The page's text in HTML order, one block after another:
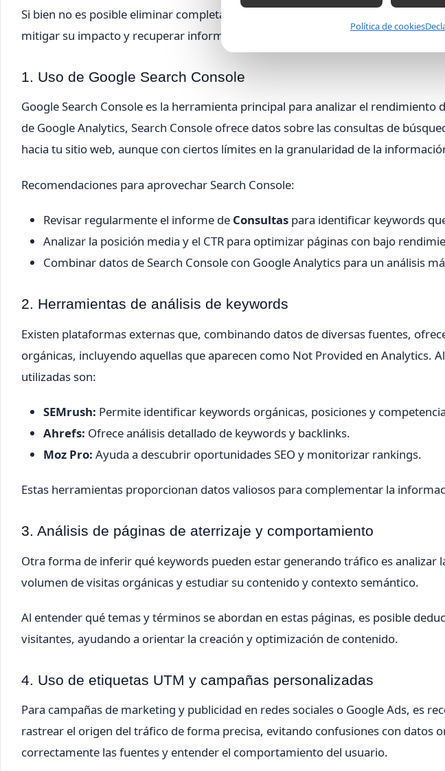
Si bien no es posible eliminar completamente el problema de keywords ocultas,
mitigar su impacto y recuperar información útil:
1. Uso de Google Search Console
Google Search Console es la herramienta principal para analizar el rendimiento
de Google Analytics, Search Console ofrece datos sobre las consultas de
hacia tu sitio web, aunque con ciertos límites en la granularidad de la
Recomendaciones para aprovechar Search Console:
Revisar regularmente el informe de Consultas para identificar keywords
Analizar la posición media y el CTR para optimizar páginas con bajo
Combinar datos de Search Console con Google Analytics para un análisis
2. Herramientas de análisis de keywords
Existen plataformas externas que, combinando datos de diversas fuentes,
orgánicas, incluyendo aquellas que aparecen como Not Provided en Analytics.
utilizadas son:
SEMrush: Permite identificar keywords orgánicas, posiciones y
Ahrefs: Ofrece análisis detallado de keywords y backlinks.
Moz Pro: Ayuda a descubrir oportunidades SEO y monitorizar rankings.
Estas herramientas proporcionan datos valiosos para complementar la
3. Análisis de páginas de aterrizaje y comportamiento
Otra forma de inferir qué keywords pueden estar generando tráfico es analizar
volumen de visitas orgánicas y estudiar su contenido y contexto semántico.
Al entender qué temas y términos se abordan en estas páginas, es posible
visitantes, ayudando a orientar la creación y optimización de contenido.
4. Uso de etiquetas UTM y campañas personalizadas
Para campañas de marketing y publicidad en redes sociales o Google Ads, es
rastrear el origen del tráfico de forma precisa, evitando confusiones con datos
correctamente las fuentes y entender el comportamiento del usuario.
Política de cookies